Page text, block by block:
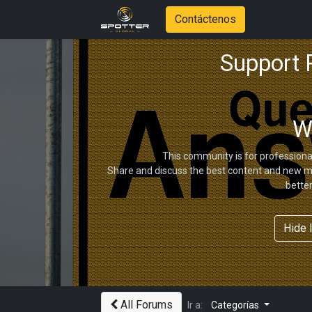
Contáctenos
Support
This community is for
Share and discuss the best content and new
Hide
All Forums Ir a: Categorías